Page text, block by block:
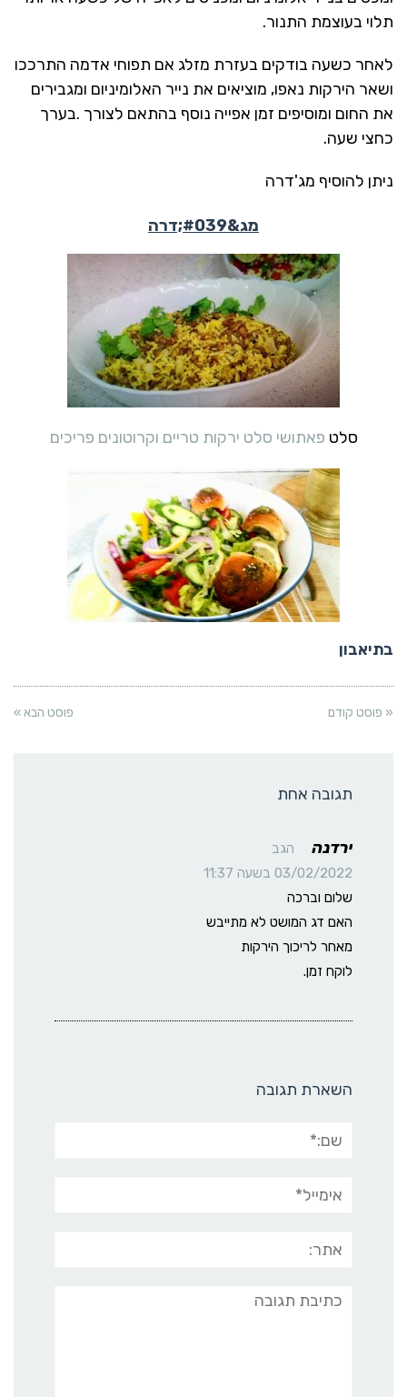
תלוי בעוצמת התנור.
לאחר כשעה בודקים בעזרת מזלג אם תפוחי אדמה התרככו
ושאר הירקות נאפו, מוציאים את נייר האלומיניום ומגבירים
את החום ומוסיפים זמן אפייה נוסף בהתאם לצורך .בערך
כחצי שעה.
ניתן להוסיף מג'דרה
מג&#039;דרה
סלט פאתושי סלט ירקות טריים וקרוטונים פריכים
בתיאבון
« פוסט קודם פוסט הבא »
תגובה אחת
ירדנה
הגב
03/02/2022 בשעה 11:37
שלום וברכה
האם דג המושט לא מתייבש
מאחר לריכוך הירקות
לוקח זמן.
השארת תגובה
אימייל*
תגובה